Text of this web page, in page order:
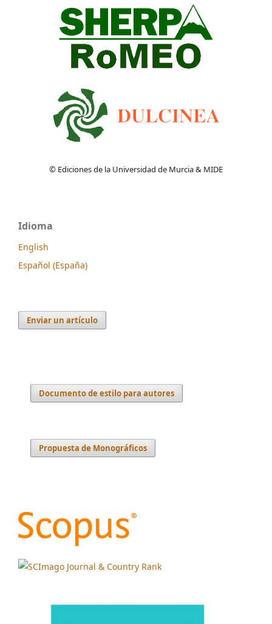
© Ediciones de la Universidad de Murcia & MIDE
Idioma
English
Español (España)
Enviar un artículo
Documento de estilo para autores
Propuesta de Monográficos